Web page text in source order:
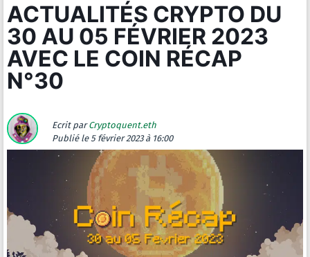
ACTUALITÉS CRYPTO DU
30 AU 05 FÉVRIER 2023
AVEC LE COIN RÉCAP
N°30
Ecrit parCryptoquent.eth
Publié le 5 février 2023 à 16:00